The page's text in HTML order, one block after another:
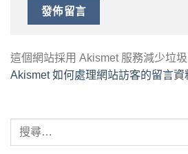
這個網站採用 Akismet 服務減少垃圾
Akismet 如何處理網站訪客的留言資